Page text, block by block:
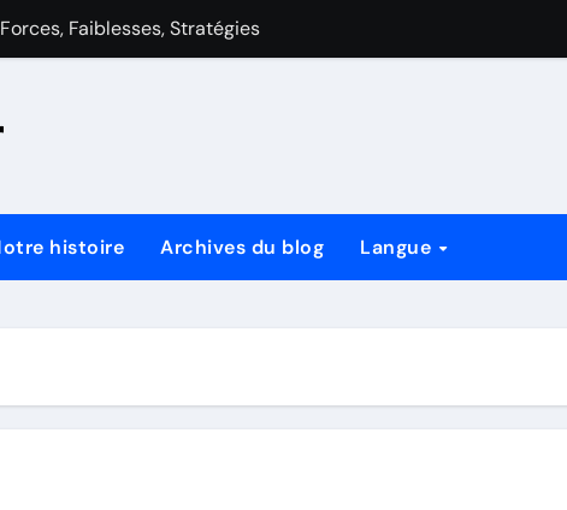
: Forces, Faiblesses, Stratégies
du Temps : Avantages de Style de Jeu, Cartes Clés et Stratégies
: Avantages de style de jeu, cartes clés et stratégies
histoire Archives du blog Langue